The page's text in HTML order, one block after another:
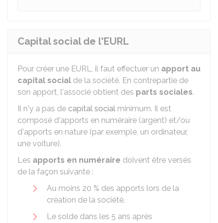
Capital social de l'EURL
Pour créer une EURL, il faut effectuer un apport au
capital social de la société. En contrepartie de
son apport, l'associé obtient des parts sociales.
Il n'y a pas de capital social minimum. Il est
composé d'apports en numéraire (argent) et/ou
d'apports en nature (par exemple, un ordinateur,
une voiture).
Les apports en numéraire doivent être versés
de la façon suivante :
Au moins 20 % des apports lors de la
création de la société.
Le solde dans les 5 ans après